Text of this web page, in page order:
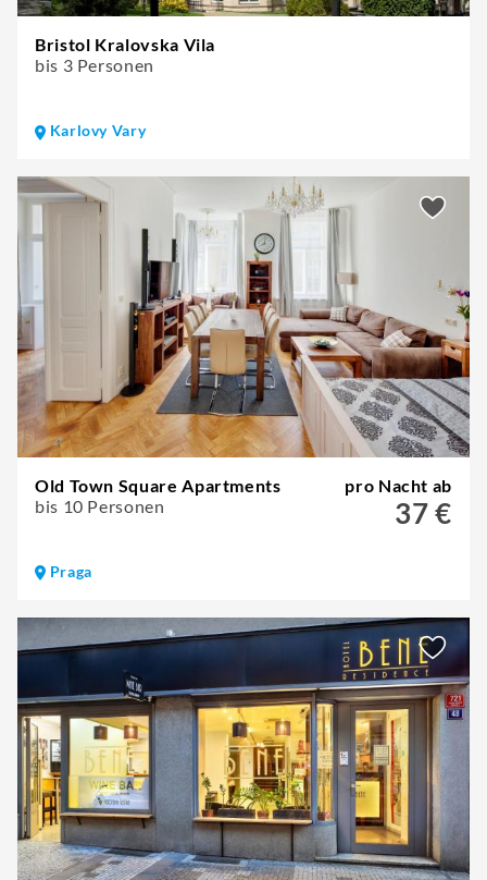
Bristol Kralovska Vila
bis 3 Personen
Karlovy Vary
Old Town Square Apartments
bis 10 Personen
pro Nacht ab
37 €
Praga